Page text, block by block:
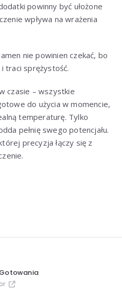
powinny być ułożone
wpływa na wrażenia
nie powinien czekać, bo
traci sprężystość.
czasie – wszystkie
do użycia w momencie,
temperaturę. Tylko
pełnię swego potencjału.
precyzja łączy się z